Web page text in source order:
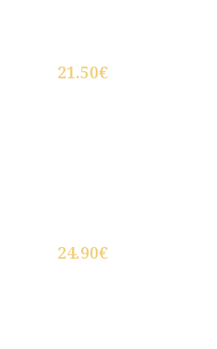
21.50€
24.90€